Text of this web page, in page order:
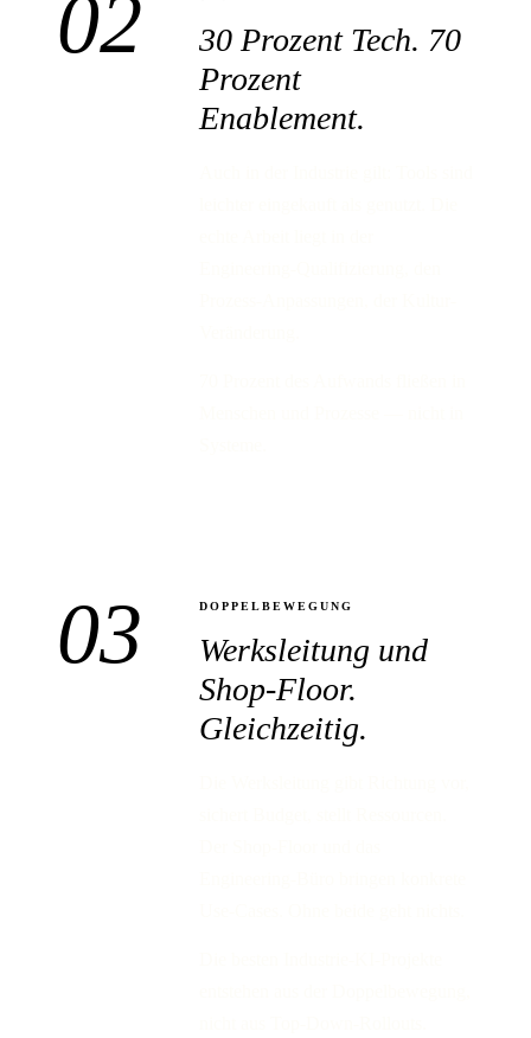
02 30 Prozent Tech. 70
Prozent
Enablement.
03 DOPPELBEWEGUNG
Werksleitung und
Shop-Floor.
Gleichzeitig.